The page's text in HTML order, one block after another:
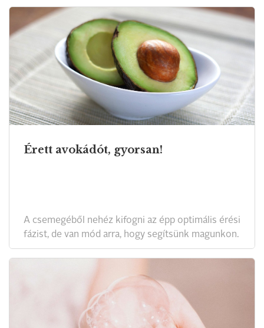
Érett avokádót, gyorsan!
A csemegéből nehéz kifogni az épp optimális érési
fázist, de van mód arra, hogy segítsünk magunkon.